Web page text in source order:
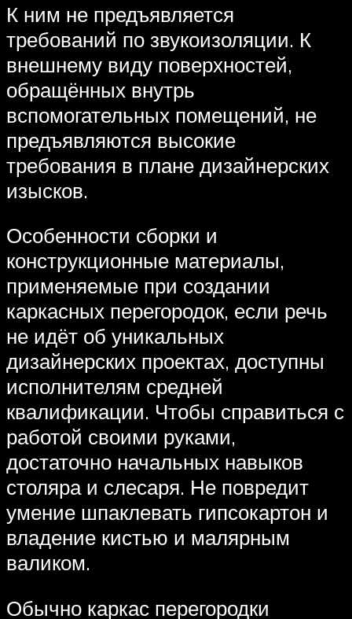
К ним не предъявляется
требований по звукоизоляции. К
внешнему виду поверхностей,
обращённых внутрь
вспомогательных помещений, не
предъявляются высокие
требования в плане дизайнерских
изысков.
Особенности сборки и
конструкционные материалы,
применяемые при создании
каркасных перегородок, если речь
не идёт об уникальных
дизайнерских проектах, доступны
исполнителям средней
квалификации. Чтобы справиться с
работой своими руками,
достаточно начальных навыков
столяра и слесаря. Не повредит
умение шпаклевать гипсокартон и
владение кистью и малярным
валиком.
Обычно каркас перегородки